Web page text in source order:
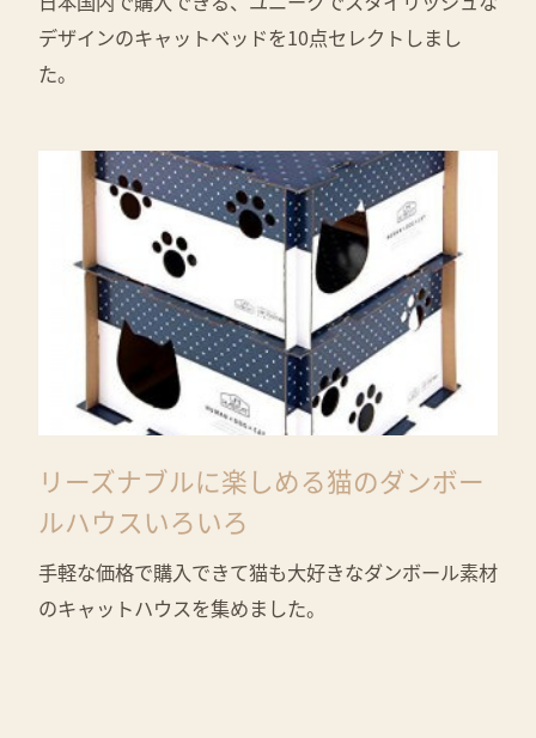
デザインのキャットベッドを10点セレクトしまし
た。
リーズナブルに楽しめる猫のダンボー
ルハウスいろいろ
手軽な価格で購入できて猫も大好きなダンボール素材
のキャットハウスを集めました。